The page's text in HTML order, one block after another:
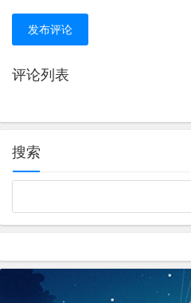
发布评论
评论列表
搜索